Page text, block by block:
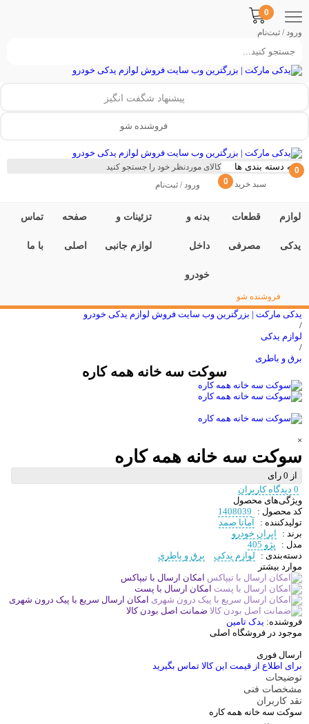
0
ورود / ثبت‌نام
پیشنهاد شگفت انگیز
فروشنده شو
0
سبد خرید
0 ورود / ثبت‌نام
لوازم
یدکی
قطعات
مصرفی
بدنه و
داخل
خودرو
تزئینات و
لوازم جانبی
صفحه
اصلی
تماس
با ما
فروشنده شو
یدکی مارکت | بزرگترین وب سایت فروش لوازم یدکی خودرو
/
لوازم یدکی
/
برق و باطری
سوکت سه خانه همه کاره
×
سوکت سه خانه همه کاره
از 0 رای
0 دیدگاه کاربران
ویژگی‌های محصول
کد محصول :
1408039
تولیدکننده :
آماتا صمد
برند :
ایران خودرو
مدل :
پژو 405
دسته‌بندی :
لوازم یدکی
برق و باطری
موارد بیشتر
امکان ارسال با تیپاکس
امکان ارسال با پست
امکان ارسال سریع با پیک درون شهری
ضمانت اصل بودن کالا
فروشنده: یدک تامین
موجود در فروشگاه اصلی
ارسال فوری
برای اطلاع از قیمت این کالا تماس بگیرید
توضیحات
مشخصات فنی
نقد کاربران
سوکت سه خانه همه کاره